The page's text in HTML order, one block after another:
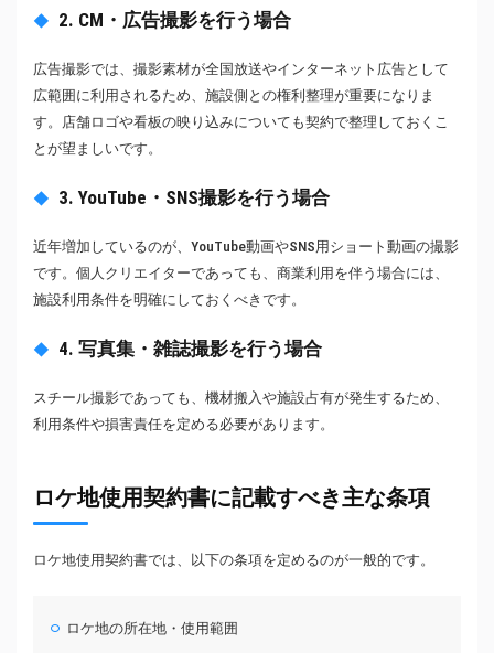
2. CM・広告撮影を行う場合
広告撮影では、撮影素材が全国放送やインターネット広告として
広範囲に利用されるため、施設側との権利整理が重要になりま
す。店舗ロゴや看板の映り込みについても契約で整理しておくこ
とが望ましいです。
3. YouTube・SNS撮影を行う場合
近年増加しているのが、YouTube動画やSNS用ショート動画の撮影
です。個人クリエイターであっても、商業利用を伴う場合には、
施設利用条件を明確にしておくべきです。
4. 写真集・雑誌撮影を行う場合
スチール撮影であっても、機材搬入や施設占有が発生するため、
利用条件や損害責任を定める必要があります。
ロケ地使用契約書に記載すべき主な条項
ロケ地使用契約書では、以下の条項を定めるのが一般的です。
ロケ地の所在地・使用範囲